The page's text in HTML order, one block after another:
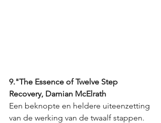
9."The Essence of Twelve Step
Recovery, Damian McElrath
Een beknopte en heldere uiteenzetting
van de werking van de twaalf stappen.